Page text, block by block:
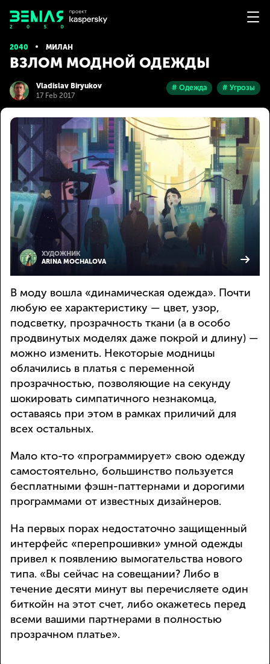
2040 МИЛАН
ВЗЛОМ МОДНОЙ ОДЕЖДЫ
Vladislav Biryukov
17 Feb 2017
# Одежда # Угрозы
ХУДОЖНИК
ARINA MOCHALOVA
В моду вошла «динамическая одежда». Почти
любую ее характеристику — цвет, узор,
подсветку, прозрачность ткани (а в особо
продвинутых моделях даже покрой и длину) —
можно изменить. Некоторые модницы
облачились в платья с переменной
прозрачностью, позволяющие на секунду
шокировать симпатичного незнакомца,
оставаясь при этом в рамках приличий для
всех остальных.
Мало кто-то «программирует» свою одежду
самостоятельно, большинство пользуется
бесплатными фэшн-паттернами и дорогими
программами от известных дизайнеров.
На первых порах недостаточно защищенный
интерфейс «перепрошивки» умной одежды
привел к появлению вымогательства нового
типа. «Вы сейчас на совещании? Либо в
течение десяти минут вы перечисляете один
биткойн на этот счет, либо окажетесь перед
всеми вашими партнерами в полностью
прозрачном платье».